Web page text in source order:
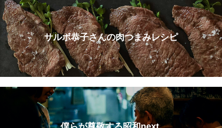
サルボ恭子さんの肉つまみレシピ